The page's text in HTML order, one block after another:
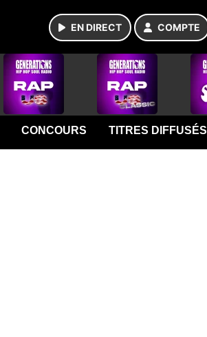
EN DIRECT COMPTE
CONCOURS TITRES DIFFUSÉS